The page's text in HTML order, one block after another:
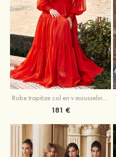
Robe trapèze col en v mousseline ras du sol robe de bal
181 €